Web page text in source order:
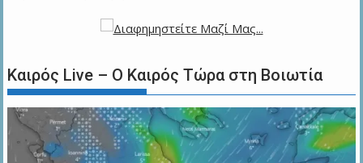
Καιρός Live – Ο Καιρός Τώρα στη Βοιωτία